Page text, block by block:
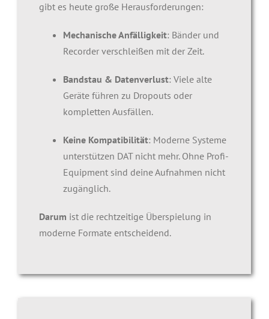
gibt es heute große Herausforderungen:
Mechanische Anfälligkeit: Bänder und
Recorder verschleißen mit der Zeit.
Bandstau & Datenverlust: Viele alte
Geräte führen zu Dropouts oder
kompletten Ausfällen.
Keine Kompatibilität: Moderne Systeme
unterstützen DAT nicht mehr. Ohne Profi-
Equipment sind deine Aufnahmen nicht
zugänglich.
Darum ist die rechtzeitige Überspielung in
moderne Formate entscheidend.